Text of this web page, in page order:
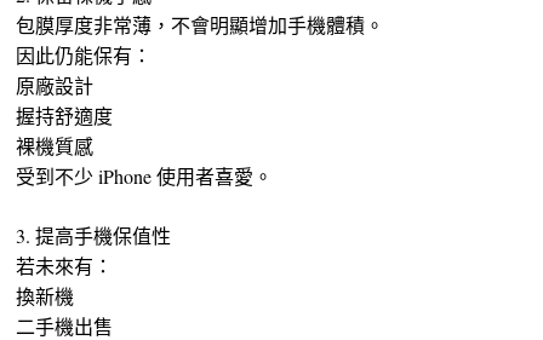
包膜厚度非常薄，不會明顯增加手機體積。
因此仍能保有：
原廠設計
握持舒適度
裸機質感
受到不少 iPhone 使用者喜愛。
3. 提高手機保值性
若未來有：
換新機
二手機出售